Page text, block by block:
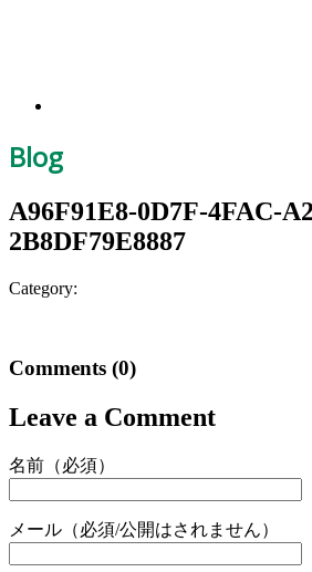
Blog
A96F91E8-0D7F-4FAC-
2B8DF79E8887
Category:
Comments (0)
Leave a Comment
名前（必須）
メール（必須/公開はされません）